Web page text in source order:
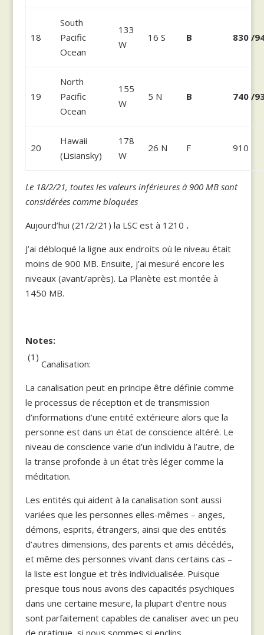
18
South
Pacific
Ocean
133
W
16 S B 830 /
19
North
Pacific
Ocean
155
W
5 N B 740 /
20
Hawaii
(Lisiansky)
178
W
26 N F 910
Le 18/2/21, toutes les valeurs inférieures à 900 MB sont
considérées comme bloquées
Aujourd’hui (21/2/21) la LSC est à 1210 .
J’ai débloqué la ligne aux endroits où le niveau était
moins de 900 MB. Ensuite, j’ai mesuré encore les
niveaux (avant/après). La Planète est montée à
1450 MB.
Notes:
(1)
Canalisation:
La canalisation peut en principe être définie comme
le processus de réception et de transmission
d’informations d’une entité extérieure alors que la
personne est dans un état de conscience altéré. Le
niveau de conscience varie d’un individu à l’autre, de
la transe profonde à un état très léger comme la
méditation.
Les entités qui aident à la canalisation sont aussi
variées que les personnes elles-mêmes – anges,
démons, esprits, étrangers, ainsi que des entités
d’autres dimensions, des parents et amis décédés,
et même des personnes vivant dans certains cas –
la liste est longue et très individualisée. Puisque
presque tous nous avons des capacités psychiques
dans une certaine mesure, la plupart d’entre nous
sont parfaitement capables de canaliser avec un peu
de pratique, si nous sommes si enclins.